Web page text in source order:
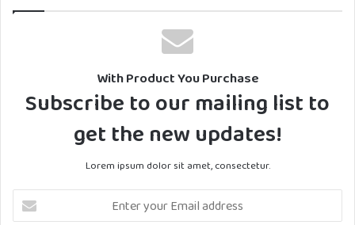
With Product You Purchase
Subscribe to our mailing list to
get the new updates!
Lorem ipsum dolor sit amet, consectetur.
Enter
your